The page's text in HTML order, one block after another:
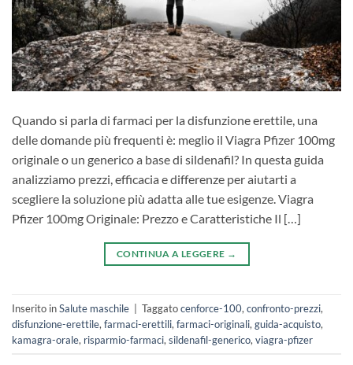
Quando si parla di farmaci per la disfunzione erettile, una
delle domande più frequenti è: meglio il Viagra Pfizer 100mg
originale o un generico a base di sildenafil? In questa guida
analizziamo prezzi, efficacia e differenze per aiutarti a
scegliere la soluzione più adatta alle tue esigenze. Viagra
Pfizer 100mg Originale: Prezzo e Caratteristiche Il […]
CONTINUA A LEGGERE →
Inserito inSalute maschile Taggatocenforce-100, confronto-prezzi,
disfunzione-erettile, farmaci-erettili, farmaci-originali, guida-acquisto,
kamagra-orale, risparmio-farmaci, sildenafil-generico, viagra-pfizer